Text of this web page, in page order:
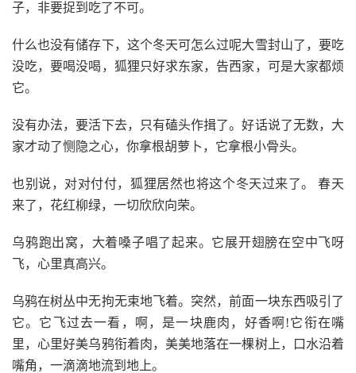
子，非要捉到吃了不可。
什么也没有储存下，这个冬天可怎么过呢大雪封山了，要吃
没吃，要喝没喝，狐狸只好求东家，告西家，可是大家都烦
它。
没有办法，要活下去，只有磕头作揖了。好话说了无数，大
家才动了恻隐之心，你拿根胡萝卜，它拿根小骨头。
也别说，对对付付，狐狸居然也将这个冬天过来了。 春天
来了，花红柳绿，一切欣欣向荣。
乌鸦跑出窝，大着嗓子唱了起来。它展开翅膀在空中飞呀
飞，心里真高兴。
乌鸦在树丛中无拘无束地飞着。突然，前面一块东西吸引了
它。它飞过去一看，啊，是一块鹿肉，好香啊!它衔在嘴
里，心里好美乌鸦衔着肉，美美地落在一棵树上，口水沿着
嘴角，一滴滴地流到地上。